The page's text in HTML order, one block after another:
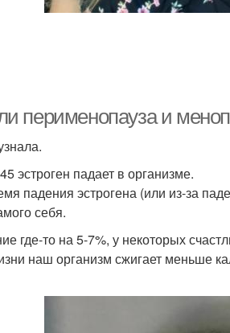
перименопауза и
эстроген падает в организме.
падения эстрогена (или из-за
себя.
где-то на 5-7%, у некоторых
наш организм сжигает меньше